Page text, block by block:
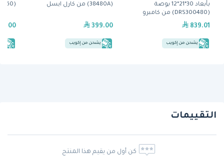
بأبعاد 30*21*12 بوصة
(DRS300480) من كامبرو
839.01
يشحن من إكويب
(38480A) من كارل ايسل
399.00
يشحن من إكويب
(38360) من كارل ايسل
التقييمات
كن أول من يقيم هذا المنتج